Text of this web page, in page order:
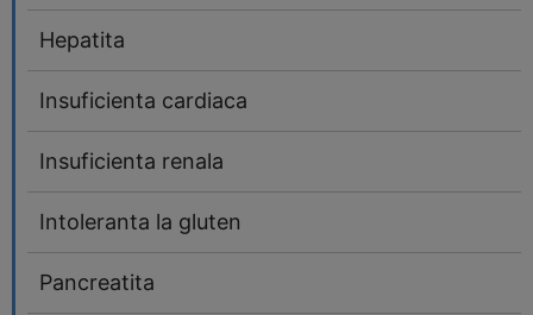
Hepatita
Insuficienta cardiaca
Insuficienta renala
Intoleranta la gluten
Pancreatita